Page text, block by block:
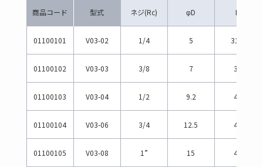
商品コード 型式 ネジ(Rc) φD H
01100101 V03-02 1/4 5 31.5
01100102 V03-03 3/8 7 36
01100103 V03-04 1/2 9.2 42
01100104 V03-06 3/4 12.5 44
01100105 V03-08 1” 15 49